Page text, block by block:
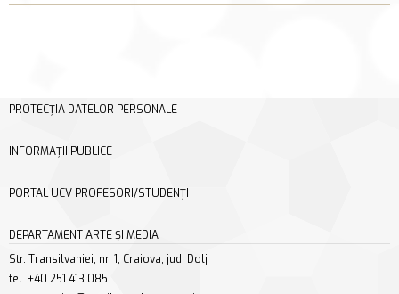
PROTECȚIA DATELOR PERSONALE
INFORMAȚII PUBLICE
PORTAL UCV PROFESORI/STUDENȚI
DEPARTAMENT ARTE ȘI MEDIA
Str. Transilvaniei, nr. 1, Craiova, jud. Dolj
tel. +40 251 413 085